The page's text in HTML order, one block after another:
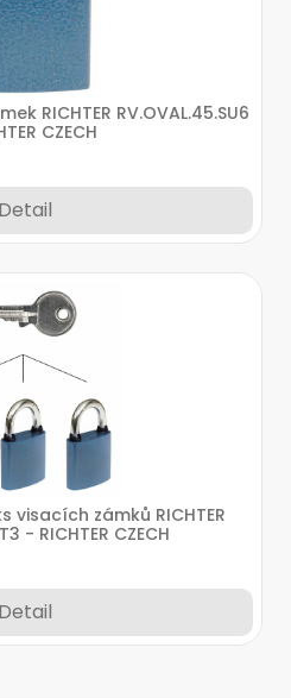
RICHTER RV.OVAL.45.SU6
CZECH
Detail
visacích zámků RICHTER
- RICHTER CZECH
Detail